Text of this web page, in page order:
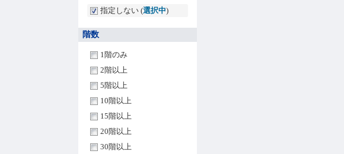
指定しない (選択中)
階数
1階のみ
2階以上
5階以上
10階以上
15階以上
20階以上
30階以上